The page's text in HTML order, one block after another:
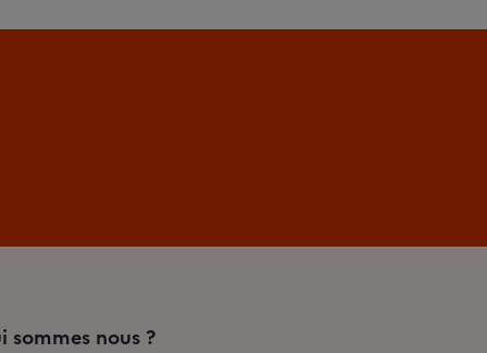
sommes nous ?